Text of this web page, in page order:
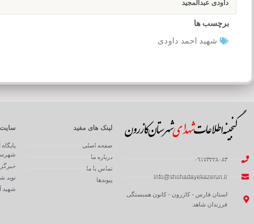
داودی عبدالمجید
برچسب ها
شهید احمد داودی
۰۹۱۷۳۲۲۸۰۸۳
info@shohadayekazerun.ir
استان فارس - کازرون - کانون همبستگی
فرزندان شاهد.
لینک های مفید
صفحه اصلی
درباره ما
تماس با ما
پیوندها
نوید
شهید